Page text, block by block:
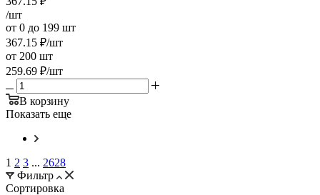
/шт
от 0 до 199 шт
367.15 ₽/шт
от 200 шт
259.69 ₽/шт
В корзину
Показать еще
1 2 3 ... 2628
Фильтр
Сортировка